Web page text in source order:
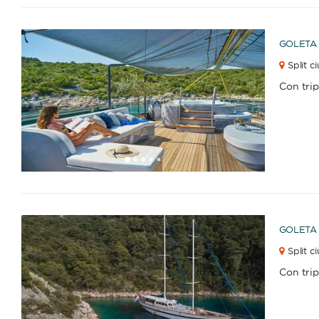
12345 6789 10 1112131415161718
GOLETA
Split
Con
GOLETA
Split
Con